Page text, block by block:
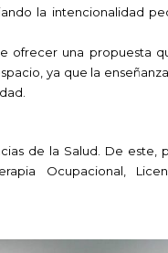
la intencionalidad
ofrecer una propuesta
ya que la
de la Salud. De este,
Ocupacional,